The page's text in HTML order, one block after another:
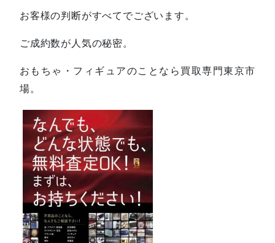
お客様の判断がすべてでございます。
ご成約数が人気の秘密。
おもちゃ・フィギュアのことなら買取専門東京市
場。